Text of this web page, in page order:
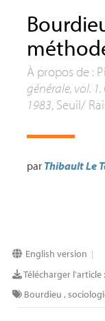
À propos de :
générale, vol.
1983, Seuil/
par Thibault Le
English version |
Télécharger l'article :
Bourdieu ,